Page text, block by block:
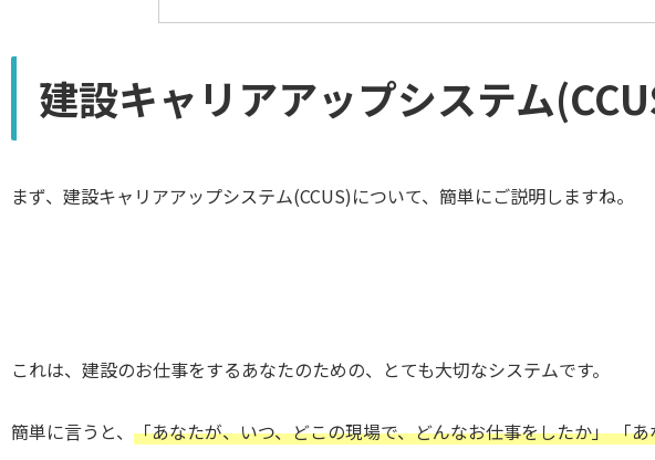
建設キャリアアップシステム
まず、建設キャリアアップシステム(CCUS)について、簡単にご説明しますね。
これは、建設のお仕事をするあなたのための、とても大切なシステムです。
簡単に言うと、 「あなたが、いつ、どこの現場で、どんなお仕事をしたか」 「